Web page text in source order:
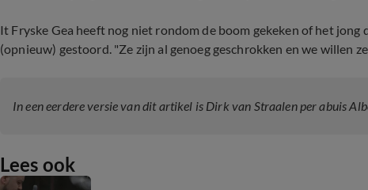
It Fryske Gea heeft nog niet rondom de boom gekeken of het
(opnieuw) gestoord. "Ze zijn al genoeg geschrokken en we willen
In een eerdere versie van dit artikel is Dirk van Straalen per abuis
Lees ook